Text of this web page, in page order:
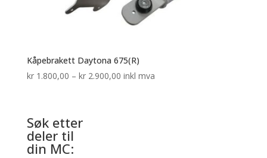
Kåpebrakett Daytona 675(R)
kr1.800,00 – kr2.900,00Prisområde:
inkl mva
Søk etter
deler til
din MC: